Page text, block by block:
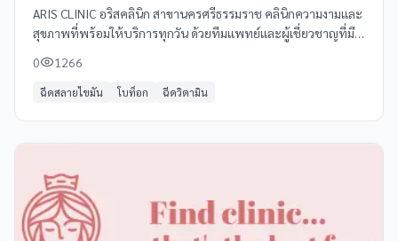
ARIS CLINIC อริสคลินิก สาขานครศรีธรรมราช คลินิกความงามและ
สุขภาพที่พร้อมให้บริการทุกวัน ด้วยทีมแพทย์และผู้เชี่ยวชาญที่มี
สุขภาพที่ดีของคุณ
0 1266
ฉีดสลายไขมัน โบท็อก ฉีดวิตามิน